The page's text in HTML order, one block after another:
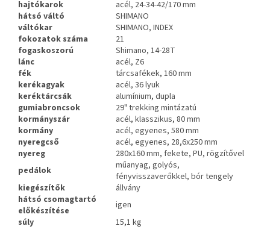
hajtókarok
acél, 24-34-42/170 mm
hátsó váltó
SHIMANO
váltókar
SHIMANO, INDEX
fokozatok száma
21
fogaskoszorú
Shimano, 14-28T
lánc
acél, Z6
fék
tárcsafékek, 160 mm
kerékagyak
acél, 36 lyuk
keréktárcsák
alumínium, dupla
gumiabroncsok
29" trekking mintázatú
kormányszár
acél, klasszikus, 80 mm
kormány
acél, egyenes, 580 mm
nyeregcső
acél, egyenes, 28,6x250 mm
nyereg
280x160 mm, fekete, PU, rögzítővel
pedálok
műanyag, golyós,
fényvisszaverőkkel, bór tengely
kiegészítők
állvány
hátsó csomagtartó
előkészítése
igen
súly
15,1 kg